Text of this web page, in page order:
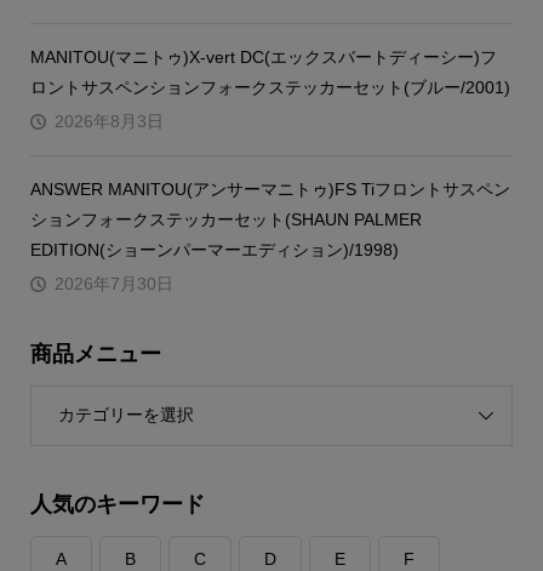
MANITOU(マニトゥ)X-vert DC(エックスバートディーシー)フ
ロントサスペンションフォークステッカーセット(ブルー/2001)
2026年8月3日
ANSWER MANITOU(アンサーマニトゥ)FS Tiフロントサスペン
ションフォークステッカーセット(SHAUN PALMER
EDITION(ショーンパーマーエディション)/1998)
2026年7月30日
商品メニュー
人気のキーワード
A B C D E F